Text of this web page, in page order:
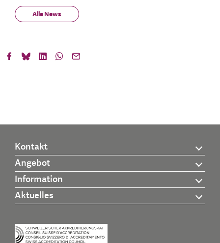
Alle News
Kontakt
Angebot
Information
Aktuelles